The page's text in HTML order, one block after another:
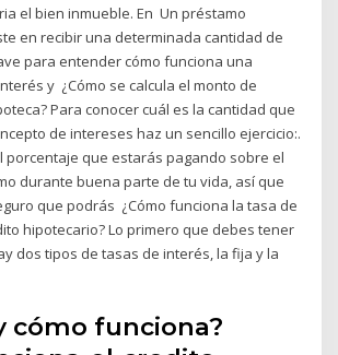
el bien inmueble. En Un préstamo
en recibir una determinada cantidad de
para entender cómo funciona una
y ¿Cómo se calcula el monto de
Para conocer cuál es la cantidad que
de intereses haz un sencillo ejercicio:.
porcentaje que estarás pagando sobre el
durante buena parte de tu vida, así que
que podrás ¿Cómo funciona la tasa de
hipotecario? Lo primero que debes tener
dos tipos de tasas de interés, la fija y la
cómo funciona?